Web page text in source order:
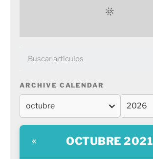
ARCHIVE CALENDAR
« OCTUBRE 2021